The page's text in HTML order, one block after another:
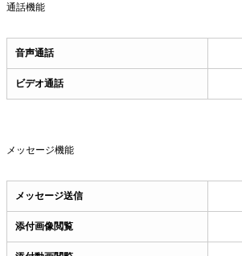
通話機能
音声通話
ビデオ通話
メッセージ機能
メッセージ送信
添付画像閲覧